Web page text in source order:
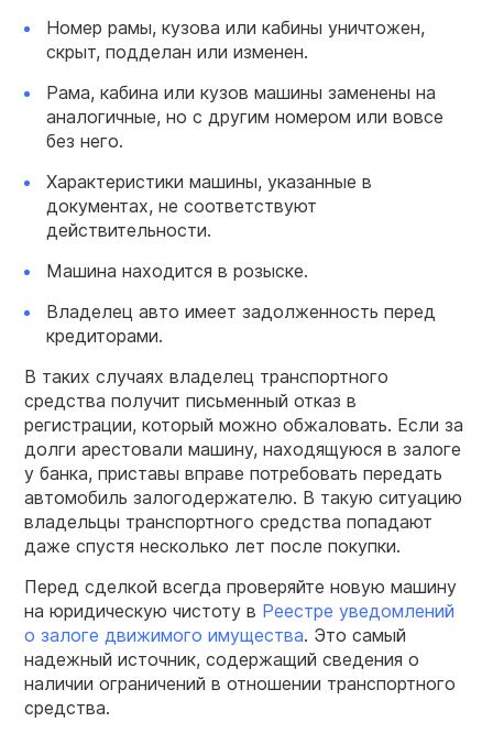
Номер рамы, кузова или кабины уничтожен,
скрыт, подделан или изменен.
Рама, кабина или кузов машины заменены на
аналогичные, но с другим номером или вовсе
без него.
Характеристики машины, указанные в
документах, не соответствуют
действительности.
Машина находится в розыске.
Владелец авто имеет задолженность перед
кредиторами.
В таких случаях владелец транспортного
средства получит письменный отказ в
регистрации, который можно обжаловать. Если за
долги арестовали машину, находящуюся в залоге
у банка, приставы вправе потребовать передать
автомобиль залогодержателю. В такую ситуацию
владельцы транспортного средства попадают
даже спустя несколько лет после покупки.
Перед сделкой всегда проверяйте новую машину
на юридическую чистоту в Реестре уведомлений
о залоге движимого имущества. Это самый
надежный источник, содержащий сведения о
наличии ограничений в отношении транспортного
средства.